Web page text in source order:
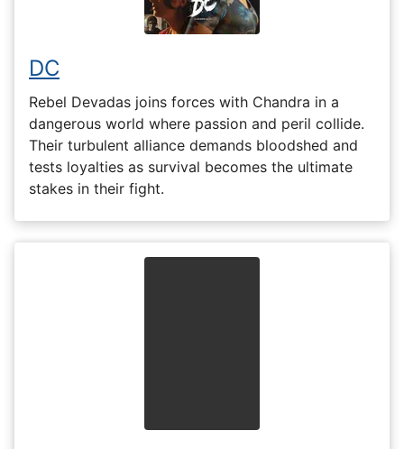
DC
Rebel Devadas joins forces with Chandra in a
dangerous world where passion and peril collide.
Their turbulent alliance demands bloodshed and
tests loyalties as survival becomes the ultimate
stakes in their fight.